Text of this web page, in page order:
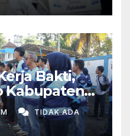
Bakti,
Kabupaten
Yang Sehat
TIDAK ADA